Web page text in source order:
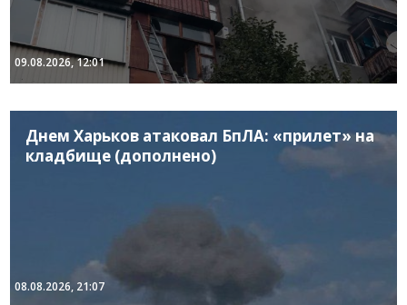
09.08.2026, 12:01
Днем Харьков атаковал БпЛА: «прилет» на
кладбище (дополнено)
08.08.2026, 21:07